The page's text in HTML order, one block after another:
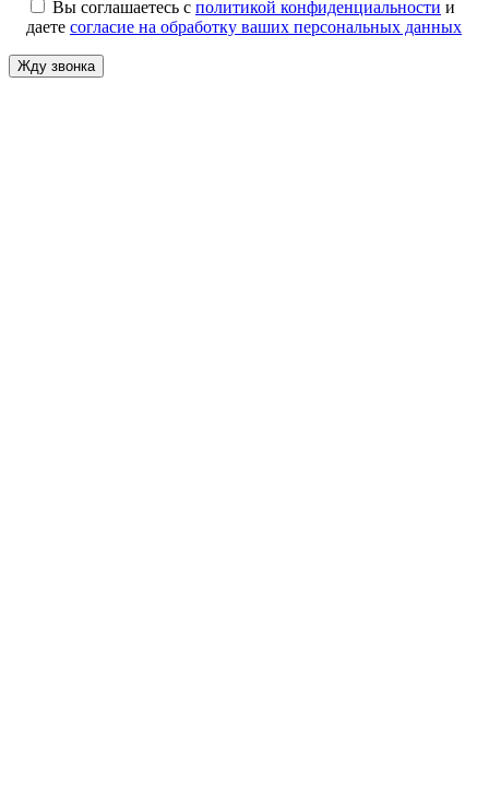
Вы соглашаетесь с политикой конфиденциальности и
даете согласие на обработку ваших персональных данных